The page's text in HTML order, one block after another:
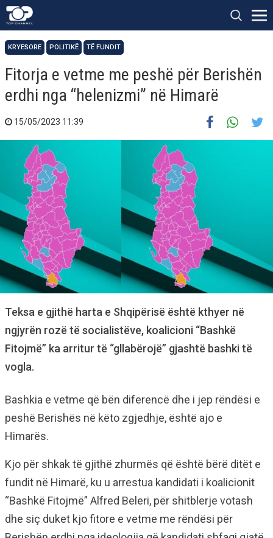
KRYESORE POLITIKË TË FUNDIT
Fitorja e vetme me peshë për Berishën
erdhi nga “helenizmi” në Himarë
15/05/2023 11:39
Teksa e gjithë harta e Shqipërisë është kthyer në
ngjyrën rozë të socialistëve, koalicioni “Bashkë
Fitojmë” ka arritur të “gllabërojë” gjashtë bashki të
vogla.
Bashkia e vetme që bën diferencë dhe i jep rëndësi e
peshë Berishës në këto zgjedhje, është ajo e
Himarës.
Kjo për shkak të gjithë zhurmës që është bërë ditët e
fundit në Himarë, ku u arrestua kandidati i koalicionit
“Bashkë Fitojmë” Alfred Beleri, për shitblerje votash
dhe siç duket kjo fitore e vetme me rëndësi për